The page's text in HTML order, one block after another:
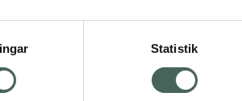
Statistik